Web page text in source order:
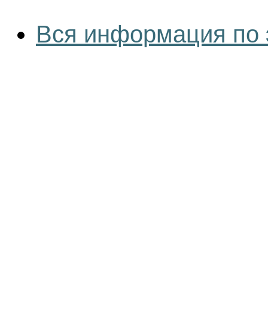
Вся информация по